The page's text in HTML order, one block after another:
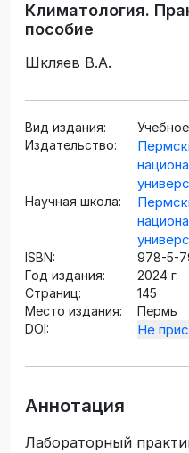
Климатология.
пособие
Шкляев В.А.
Вид издания:
Издательство:
Научная школа:
ISBN:
978-5-
Год издания:
2024 г.
Страниц:
145
Место издания:
Пермь
DOI:
Не
Аннотация
Лабораторный